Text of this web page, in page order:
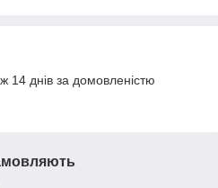
14 днів за домовленістю